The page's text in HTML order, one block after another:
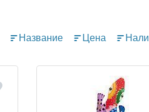
Название Цена